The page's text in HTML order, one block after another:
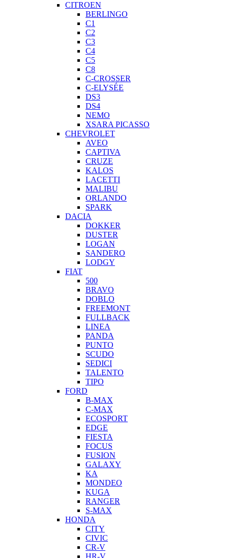
CITROEN
BERLINGO
C1
C2
C3
C4
C5
C8
C-CROSSER
C-ELYSÉE
DS3
DS4
NEMO
XSARA PICASSO
CHEVROLET
AVEO
CAPTIVA
CRUZE
KALOS
LACETTI
MALIBU
ORLANDO
SPARK
DACIA
DOKKER
DUSTER
LOGAN
SANDERO
LODGY
FIAT
500
BRAVO
DOBLO
FREEMONT
FULLBACK
LINEA
PANDA
PUNTO
SCUDO
SEDICI
TALENTO
TIPO
FORD
B-MAX
C-MAX
ECOSPORT
EDGE
FIESTA
FOCUS
FUSION
GALAXY
KA
MONDEO
KUGA
RANGER
S-MAX
HONDA
CITY
CIVIC
CR-V
HR-V